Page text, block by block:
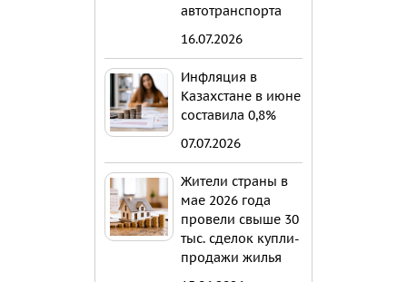
автотранспорта
16.07.2026
Инфляция в
Казахстане в июне
составила 0,8%
07.07.2026
Жители страны в
мае 2026 года
провели свыше 30
тыс. сделок купли-
продажи жилья